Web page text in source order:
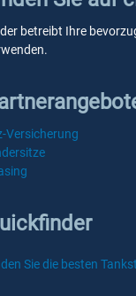
betreibt Ihre
Versicherung
Sie die besten